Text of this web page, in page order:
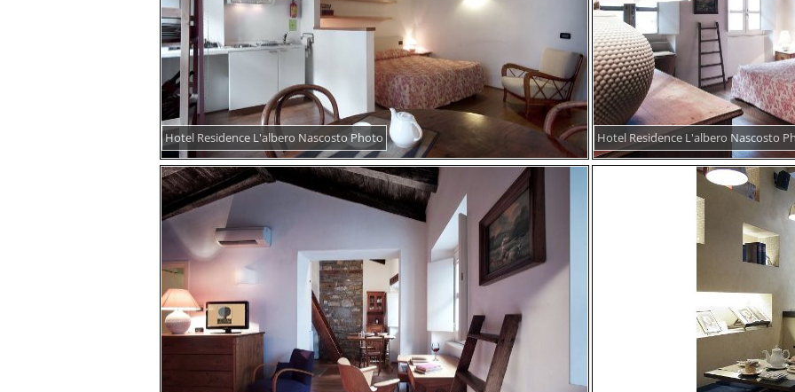
Hotel Residence L'albero Nascosto Photo Hotel Residence L'albero Nascosto